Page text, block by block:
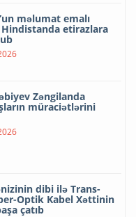
məlumat emalı
etirazlara
Zəngilanda
müraciətlərini
dibi ilə Trans-
Optik Kabel Xəttinin
çatıb